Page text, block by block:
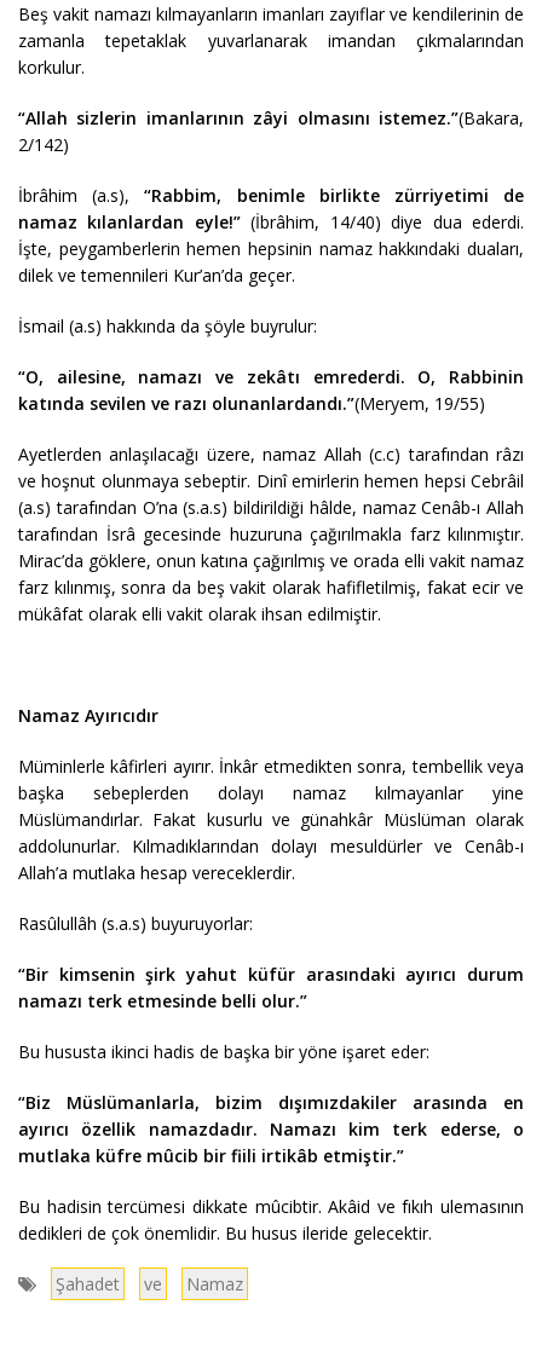
Beş vakit namazı kılmayanların imanları zayıflar ve kendilerinin de
zamanla tepetaklak yuvarlanarak imandan çıkmalarından
korkulur.
“Allah sizlerin imanlarının zâyi olmasını istemez.”(Bakara,
2/142)
İbrâhim (a.s),“Rabbim, benimle birlikte zürriyetimi de
namaz kılanlardan eyle!”(İbrâhim, 14/40) diye dua ederdi.
İşte, peygamberlerin hemen hepsinin namaz hakkındaki duaları,
dilek ve temennileri Kur’an’da geçer.
İsmail (a.s) hakkında da şöyle buyrulur:
“O, ailesine, namazı ve zekâtı emrederdi. O, Rabbinin
katında sevilen ve razı olunanlardandı.”(Meryem, 19/55)
Ayetlerden anlaşılacağı üzere, namaz Allah (c.c) tarafından râzı
ve hoşnut olunmaya sebeptir. Dinî emirlerin hemen hepsi Cebrâil
(a.s) tarafından O’na (s.a.s) bildirildiği hâlde, namaz Cenâb-ı Allah
tarafından İsrâ gecesinde huzuruna çağırılmakla farz kılınmıştır.
Mirac’da göklere, onun katına çağırılmış ve orada elli vakit namaz
farz kılınmış, sonra da beş vakit olarak hafifletilmiş, fakat ecir ve
mükâfat olarak elli vakit olarak ihsan edilmiştir.
Namaz Ayırıcıdır
Müminlerle kâfirleri ayırır. İnkâr etmedikten sonra, tembellik veya
başka sebeplerden dolayı namaz kılmayanlar yine
Müslümandırlar. Fakat kusurlu ve günahkâr Müslüman olarak
addolunurlar. Kılmadıklarından dolayı mesuldürler ve Cenâb-ı
Allah’a mutlaka hesap vereceklerdir.
Rasûlullâh (s.a.s) buyuruyorlar:
“Bir kimsenin şirk yahut küfür arasındaki ayırıcı durum
namazı terk etmesinde belli olur.”
Bu hususta ikinci hadis de başka bir yöne işaret eder:
“Biz Müslümanlarla, bizim dışımızdakiler arasında en
ayırıcı özellik namazdadır. Namazı kim terk ederse, o
mutlaka küfre mûcib bir fiili irtikâb etmiştir.”
Bu hadisin tercümesi dikkate mûcibtir. Akâid ve fıkıh ulemasının
dedikleri de çok önemlidir. Bu husus ileride gelecektir.
Şahadet ve Namaz